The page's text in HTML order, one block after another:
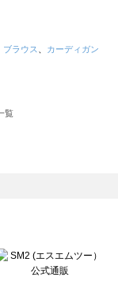
ブラウス
カーディガン
覧
）の一覧